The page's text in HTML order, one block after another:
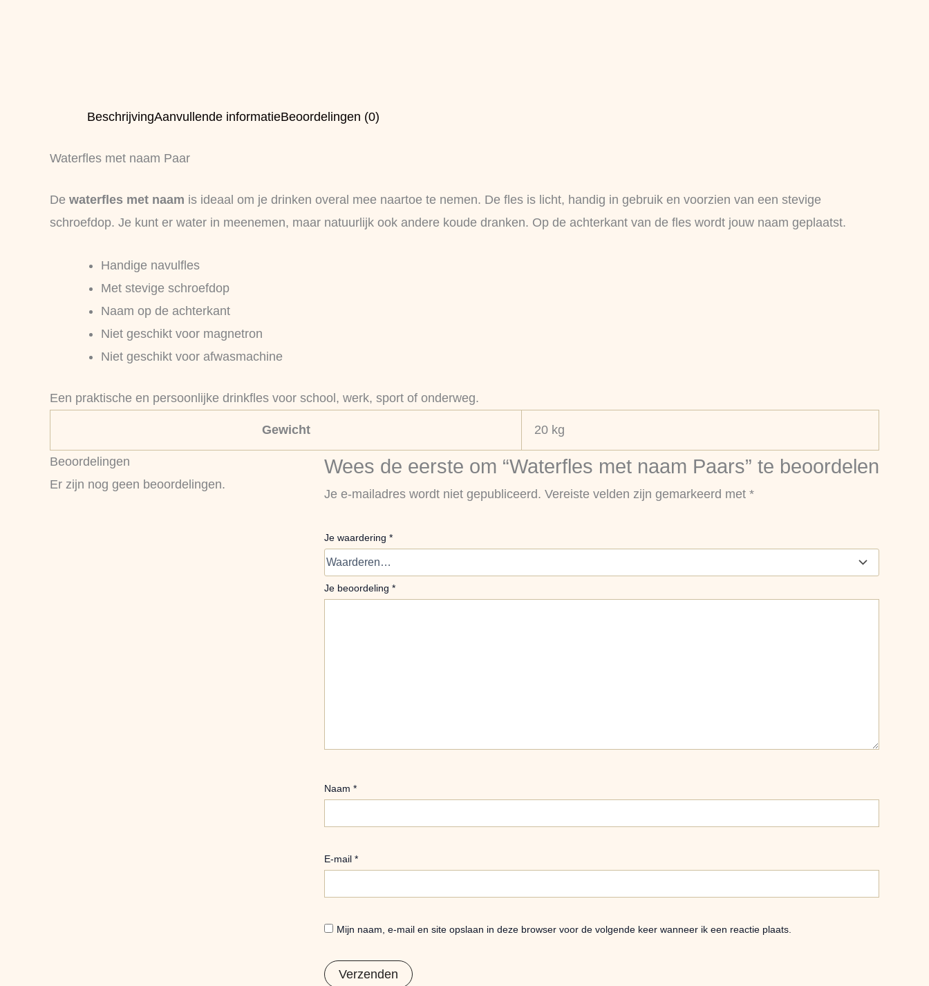
BeschrijvingAanvullende informatieBeoordelingen (0)
Waterfles met naam Paar
De waterfles met naam is ideaal om je drinken overal mee naartoe te nemen. De fles is licht, handig in gebruik en voorzien van een stevige
schroefdop. Je kunt er water in meenemen, maar natuurlijk ook andere koude dranken. Op de achterkant van de fles wordt jouw naam geplaatst.
Handige navulfles
Met stevige schroefdop
Naam op de achterkant
Niet geschikt voor magnetron
Niet geschikt voor afwasmachine
Een praktische en persoonlijke drinkfles voor school, werk, sport of onderweg.
Gewicht 20 kg
Beoordelingen
Er zijn nog geen beoordelingen.
Wees de eerste om “Waterfles met naam Paars” te beoordelen
Je e-mailadres wordt niet gepubliceerd. Vereiste velden zijn gemarkeerd met *
Je waardering *
Je beoordeling *
Naam *
E-mail *
Mijn naam, e-mail en site opslaan in deze browser voor de volgende keer wanneer ik een reactie plaats.